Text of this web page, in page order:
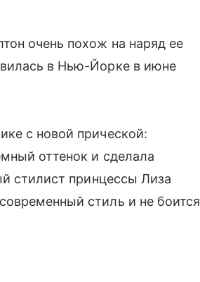
очень похож на наряд ее
в Нью-Йорке в июне
с новой прической:
оттенок и сделала
стилист принцессы Лиза
стиль и не боится